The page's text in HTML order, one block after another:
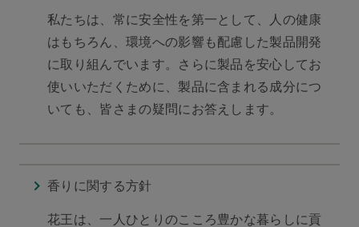
私たちは、常に安全性を第一として、人の健康
はもちろん、環境への影響も配慮した製品開発
に取り組んでいます。さらに製品を安心してお
使いいただくために、製品に含まれる成分につ
いても、皆さまの疑問にお答えします。
香りに関する方針
花王は、一人ひとりのこころ豊かな暮らしに貢